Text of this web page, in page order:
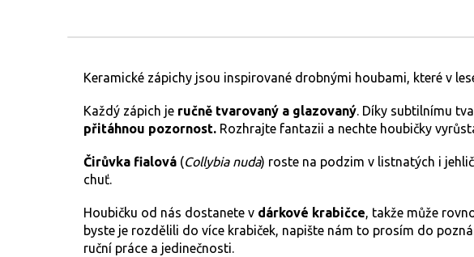
Keramické zápichy jsou inspirované drobnými houbami, které v
Každý zápich je ručně tvarovaný a glazovaný. Díky subtilnímu
přitáhnou pozornost. Rozhrajte fantazii a nechte houbičky
Čirůvka fialová (Collybia nuda) roste na podzim v listnatých i
chuť.
Houbičku od nás dostanete v dárkové krabičce, takže může
byste je rozdělili do více krabiček, napište nám to prosím do
ruční práce a jedinečnosti.